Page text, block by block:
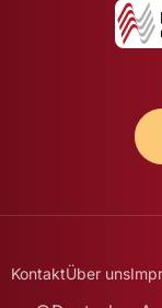
KontaktÜber uns